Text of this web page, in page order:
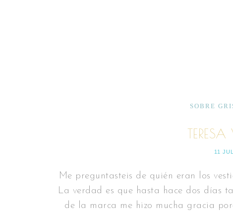
SOBRE
11
Me preguntasteis de quién eran los
La verdad es que hasta hace dos días
de la marca me hizo mucha gracia